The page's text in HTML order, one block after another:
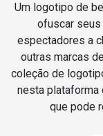
Um logotipo de
ofuscar
espectadores a
outras marcas
coleção de
nesta
que pode